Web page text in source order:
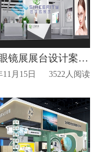
北京眼镜展展台设计案例赏析
11月15日 3522人阅读